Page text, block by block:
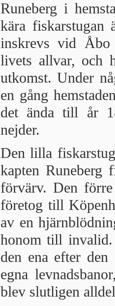
Runeberg i
kära fiskarstugan
inskrevs vid Åbo
livets allvar, och
utkomst. Under
en gång
det ända till år
nejder.
Den lilla
kapten Runeberg
förvärv. Den
företog till
av en
honom till invalid.
den ena efter
egna
blev slutligen